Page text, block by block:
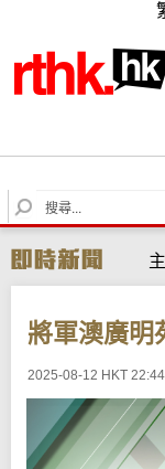
S
e
r
c
將軍澳廣明
2025-08-12 HKT 22:44